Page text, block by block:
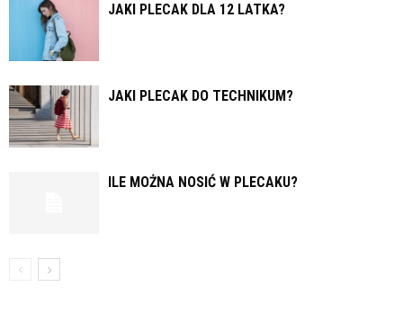
JAKI PLECAK DLA 12 LATKA?
JAKI PLECAK DO TECHNIKUM?
ILE MOŻNA NOSIĆ W PLECAKU?